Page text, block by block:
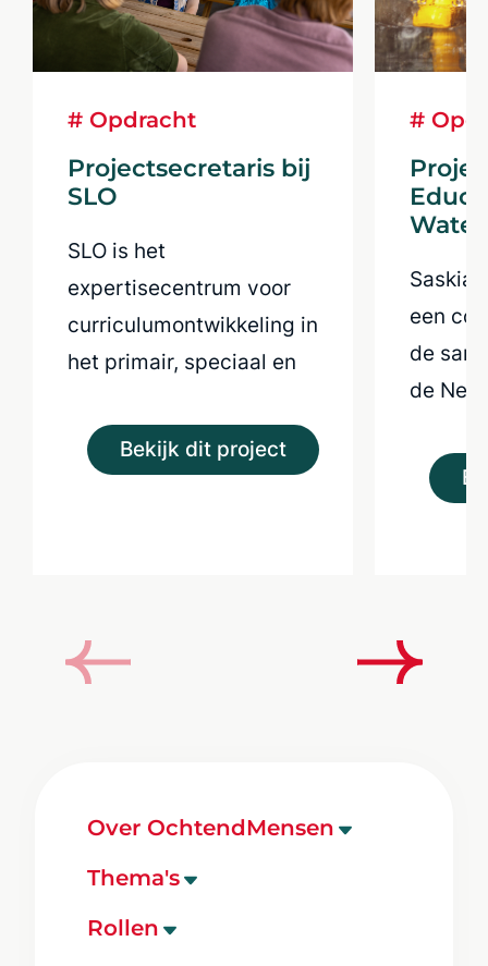
# Opdracht
Projectsecretaris bij
SLO
SLO is het
expertisecentrum voor
curriculumontwikkeling in
het primair, speciaal en
Vanuit het Ministerie van
Onderwijs, Cultuur en
Saskia was als
Bekijk dit project
#
Saskia
een
de
de
Over OchtendMensen
Ons bureau
Onze opdrachten
Thema's
Onderwijs
Rollen